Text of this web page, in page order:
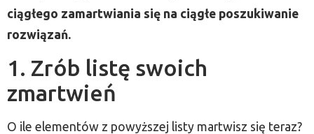
ciągłego zamartwiania się na ciągłe poszukiwanie
rozwiązań.
1. Zrób listę swoich
zmartwień
O ile elementów z powyższej listy martwisz się teraz?